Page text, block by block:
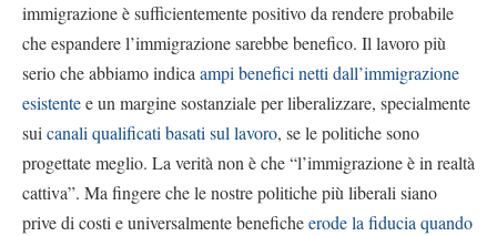
immigrazione è sufficientemente positivo da rendere probabile
che espandere l’immigrazione sarebbe benefico. Il lavoro più
serio che abbiamo indica ampi benefici netti dall’immigrazione
esistentee un margine sostanziale per liberalizzare, specialmente
sui canali qualificati basati sul lavoro, se le politiche sono
progettate meglio. La verità non è che “l’immigrazione è in realtà
cattiva”. Ma fingere che le nostre politiche più liberali siano
prive di costi e universalmente beneficheerode la fiducia quando